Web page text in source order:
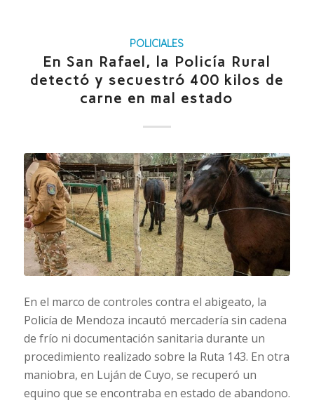
POLICIALES
En San Rafael, la Policía Rural
detectó y secuestró 400 kilos de
carne en mal estado
En el marco de controles contra el abigeato, la
Policía de Mendoza incautó mercadería sin cadena
de frío ni documentación sanitaria durante un
procedimiento realizado sobre la Ruta 143. En otra
maniobra, en Luján de Cuyo, se recuperó un
equino que se encontraba en estado de abandono.